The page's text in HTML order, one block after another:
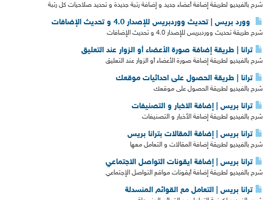
شرح بالفيديو لطريقة إضافة أعضاء جديد و إضافة رتبة جديدة و تحديد صلاحيات كل رتبة
وورد بريس | تحديث ووردبريس للإصدار 4.0 و تحديث الإضافات
شرح طريقة تحديث ووردبريس للإصدار 4.0 و تحديث الإضافات
ترانا | طريقة إضافة صورة الأعضاء أو الزوار عند التعليق
شرح بالفيديو لطريقة إضافة صورة الأعضاء أو الزوار عند التعليق
ترانا | طريقة الحصول على احداثيات موقعك
شرح بالفيديو لطريقة الحصول على موقعك
ترانا بريس | إضافة الاخبار و التصنيفات
شرح بالفيديو لطريقة إضافة الأخبار و التصنيفات
ترانا بريس | إضافة المقالات بترانا بريس
شرح بالفيديو لطريقة إضافة المقالات و التعامل معها
ترانا بريس | إضافة ايقونات التواصل الاجتماعي
شرح بالفيديو لطريقة إضافة أيقونات مواقع التواصل الإجتماعي
ترانا بريس | التعامل مع القوائم المنسدلة